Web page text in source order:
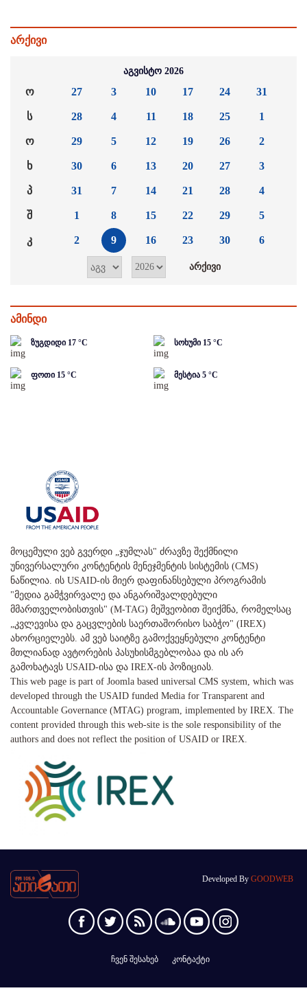
არქივი
აგვისტო 2026
ო
ს
ო
ხ
პ
შ
კ
27
28
29
30
31
1
2
3
4
5
6
7
8
9
10
11
12
13
14
15
16
17
18
19
20
21
22
23
24
25
26
27
28
29
30
31
1
2
3
4
5
6
ამინდი
ზუგდიდი 17 °C სოხუმი 15 °C
ფოთი 15 °C მესტია 5 °C
მოცემული ვებ გვერდი „ჯუმლას" ძრავზე შექმნილი
უნივერსალური კონტენტის მენეჯმენტის სისტემის (CMS)
ნაწილია. ის USAID-ის მიერ დაფინანსებული პროგრამის
"მედია გამჭვირვალე და ანგარიშვალდებული
მმართველობისთვის" (M-TAG) მეშვეობით შეიქმნა, რომელსაც
„კვლევისა და გაცვლების საერთაშორისო საბჭო" (IREX)
ახორციელებს. ამ ვებ საიტზე გამოქვეყნებული კონტენტი
მთლიანად ავტორების პასუხისმგებლობაა და ის არ
გამოხატავს USAID-ისა და IREX-ის პოზიციას.
This web page is part of Joomla based universal CMS system, which was
developed through the USAID funded Media for Transparent and
Accountable Governance (MTAG) program, implemented by IREX. The
content provided through this web-site is the sole responsibility of the
authors and does not reflect the position of USAID or IREX.
Developed By GOODWEB
ჩვენ შესახებ კონტაქტი